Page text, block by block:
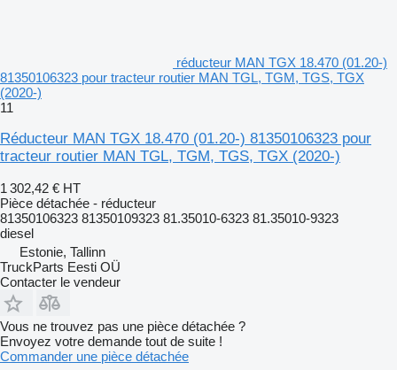
réducteur MAN TGX 18.470 (01.20-)
81350106323 pour tracteur routier MAN TGL, TGM, TGS, TGX
(2020-)
11
Réducteur MAN TGX 18.470 (01.20-) 81350106323 pour
tracteur routier MAN TGL, TGM, TGS, TGX (2020-)
1 302,42 € HT
Pièce détachée - réducteur
81350106323 81350109323 81.35010-6323 81.35010-9323
diesel
Estonie, Tallinn
TruckParts Eesti OÜ
Contacter le vendeur
Vous ne trouvez pas une pièce détachée ?
Envoyez votre demande tout de suite !
Commander une pièce détachée